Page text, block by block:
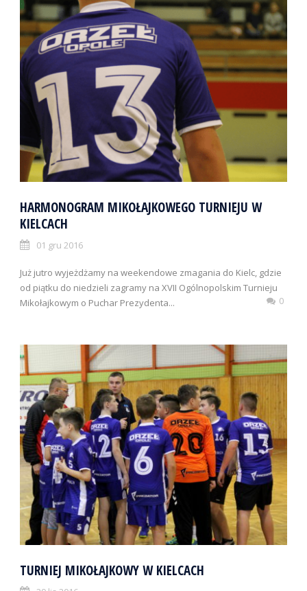
HARMONOGRAM MIKOŁAJKOWEGO TURNIEJU W
KIELCACH
01 gru 2016
Już jutro wyjeżdżamy na weekendowe zmagania do Kielc, gdzie
od piątku do niedzieli zagramy na XVII Ogólnopolskim Turnieju
Mikołajkowym o Puchar Prezydenta...
0
TURNIEJ MIKOŁAJKOWY W KIELCACH